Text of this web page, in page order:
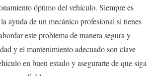
óptimo del vehículo. Siempre es
ayuda de un mecánico profesional si tienes
este problema de manera segura y
y el mantenimiento adecuado son clave
en buen estado y asegurarte de que siga